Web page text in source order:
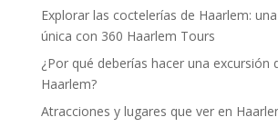
Explorar las coctelerías de Haarlem:
única con 360 Haarlem Tours
¿Por qué deberías hacer una excursión
Haarlem?
Atracciones y lugares que ver en